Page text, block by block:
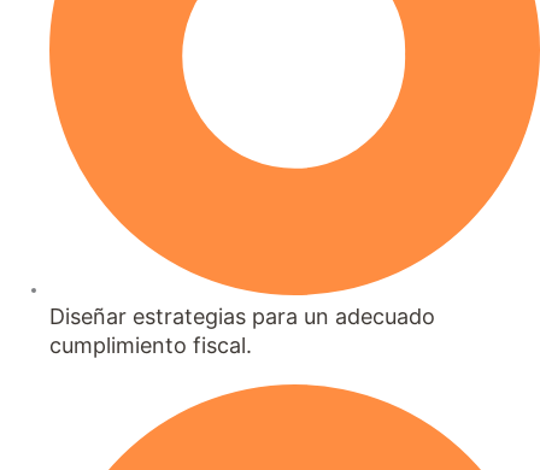
Diseñar estrategias para un adecuado
cumplimiento fiscal.